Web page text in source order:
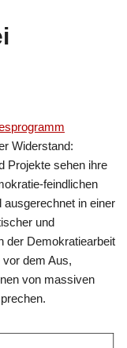
Widerstand:
Projekte sehen ihre
feindlichen
in einer
und
der Demokratiearbeit
dem Aus,
von massiven